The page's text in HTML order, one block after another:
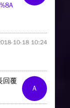
10-18 10:24
A
回覆